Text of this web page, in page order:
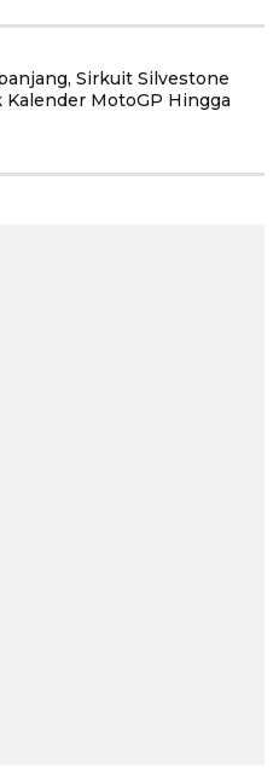
Sirkuit Silvestone
Kalender MotoGP Hingga